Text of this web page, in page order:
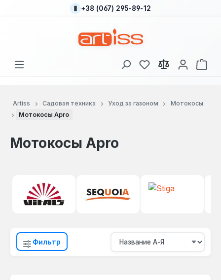
Перейти к основному содержанию
+38 (067) 295-89-12
У вас есть товары
В
Artiss Садовая техника Уход за газоном
Мотокосы
Мотокосы Apro
Мотокосы Apro
Фильтр